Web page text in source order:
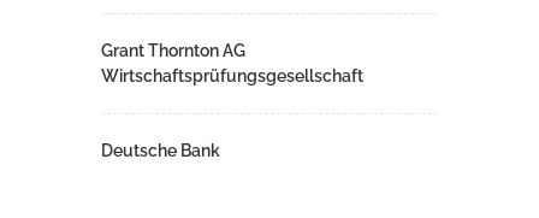
Grant Thornton AG
Wirtschaftsprüfungsgesellschaft
Deutsche Bank